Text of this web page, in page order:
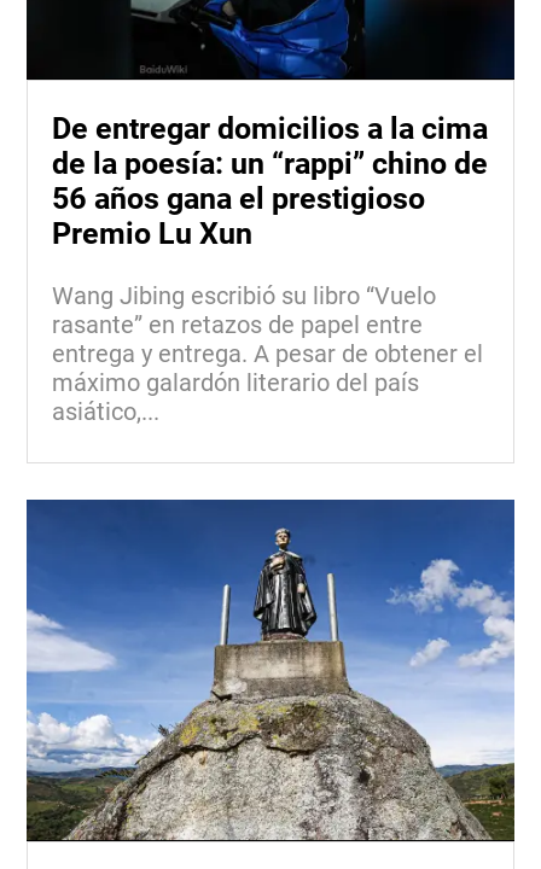
De entregar domicilios a la cima
de la poesía: un “rappi” chino de
56 años gana el prestigioso
Premio Lu Xun
Wang Jibing escribió su libro “Vuelo
rasante” en retazos de papel entre
entrega y entrega. A pesar de obtener el
máximo galardón literario del país
asiático,...